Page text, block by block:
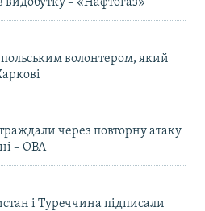
волонтером, який
через повторну атаку
– ОВА
і Туреччина підписали